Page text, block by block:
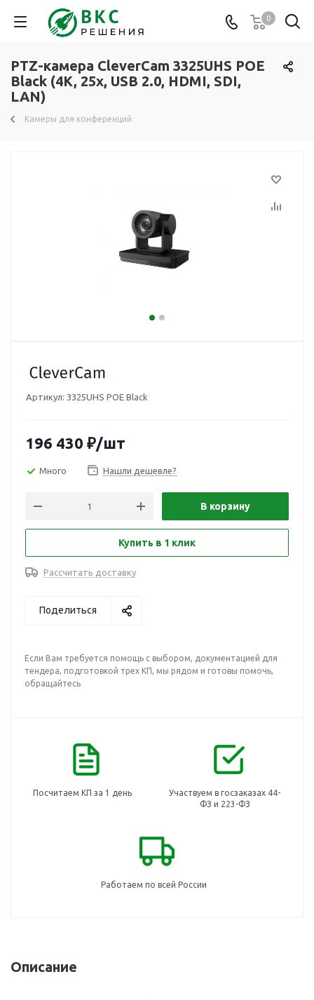
0
PTZ-камера CleverCam 3325UHS POE
Black (4K, 25x, USB 2.0, HDMI, SDI,
LAN)
Камеры для конференций
Артикул: 3325UHS POE Black
196 430 ₽/шт
Много Нашли дешевле?
В корзину
Купить в 1 клик
Рассчитать доставку
Поделиться
Если Вам требуется помощь с выбором, документацией для
тендера, подготовкой трех КП, мы рядом и готовы помочь,
обращайтесь
Посчитаем КП за 1 день
Участвуем в госзаказах 44-
ФЗ и 223-ФЗ
Работаем по всей России
Описание